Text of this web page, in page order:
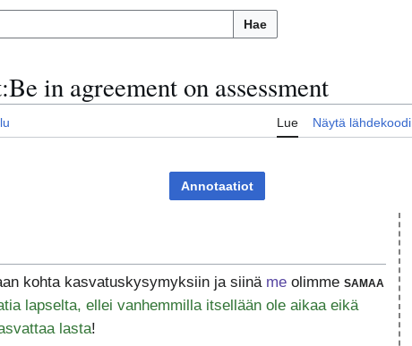
Hae
:Be in agreement on assessment
Lue Näytä lähdekoodi
Annotaatiot
kohta kasvatuskysymyksiin ja siinä meolimme samaa
lapselta, ellei vanhemmilla itsellään ole aikaa eikä
lasta!